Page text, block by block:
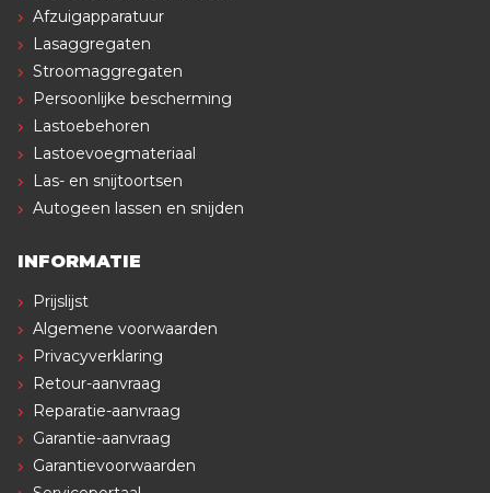
Afzuigapparatuur
Lasaggregaten
Stroomaggregaten
Persoonlijke bescherming
Lastoebehoren
Lastoevoegmateriaal
Las- en snijtoortsen
Autogeen lassen en snijden
INFORMATIE
Prijslijst
Algemene voorwaarden
Privacyverklaring
Retour-aanvraag
Reparatie-aanvraag
Garantie-aanvraag
Garantievoorwaarden